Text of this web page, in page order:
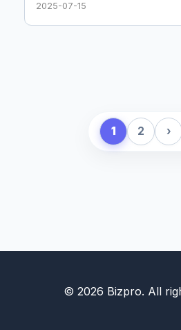
2025-07-15
1 2 ›
© 2026 Bizpro. All